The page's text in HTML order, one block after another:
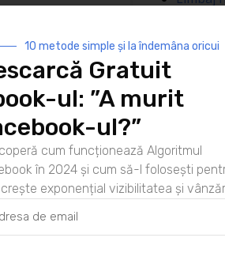
mult calitatea
draperii
urechi sau o
este important
vertebrală.
sau chiar
stimulează
asemenea,
cu
să îți limitezi
Noutati
10 metode simple și la îndemâna oricui
Gratuit
ul: ”A murit
ul?”
cum funcționează Algoritmul
în 2024 și cum să-l folosești
exponențial vizibilitatea și